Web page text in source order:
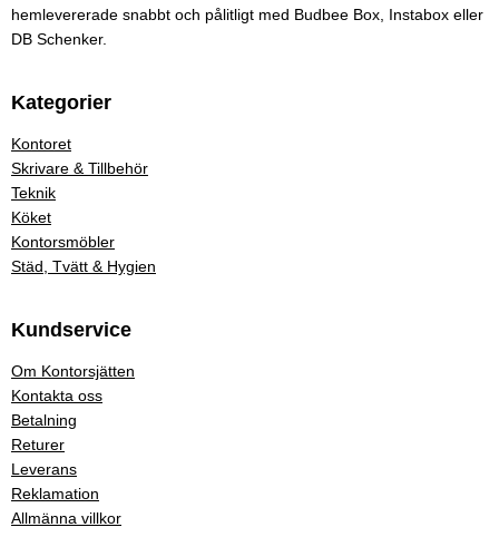
hemlevererade snabbt och pålitligt med Budbee Box, Instabox eller
DB Schenker.
Kategorier
Kontoret
Skrivare & Tillbehör
Teknik
Köket
Kontorsmöbler
Städ, Tvätt & Hygien
Kundservice
Om Kontorsjätten
Kontakta oss
Betalning
Returer
Leverans
Reklamation
Allmänna villkor